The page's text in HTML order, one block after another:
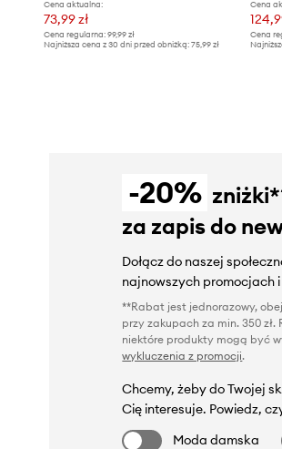
Cena aktualna:
73,99 zł
Cena regularna: 99,99 zł
Najniższa cena z 30 dni przed obniżką: 75,99 zł
Cena
Cena
-20%
za zapis do
Dołącz do naszej
najnowszych promocjach
**Rabat jest jednorazowy,
przy zakupach za min. 350
niektóre produkty mogą być
wykluczenia z promocji.
Chcemy, żeby do Twojej
Cię interesuje. Powiedz,
Moda damska